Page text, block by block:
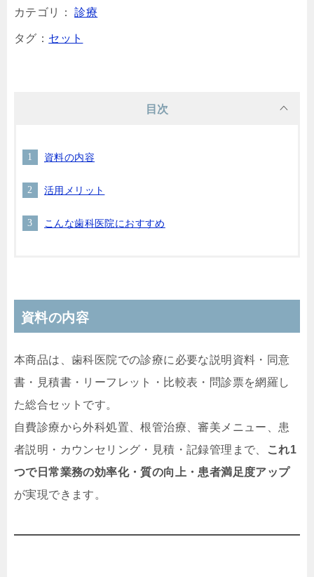
カテゴリ：診療
タグ： セット
目次
資料の内容
活用メリット
こんな歯科医院におすすめ
資料の内容
本商品は、歯科医院での診療に必要な説明資料・同意
書・見積書・リーフレット・比較表・問診票を網羅し
た総合セットです。
自費診療から外科処置、根管治療、審美メニュー、患
者説明・カウンセリング・見積・記録管理まで、
これ1
つで日常業務の効率化・質の向上・患者満足度アップ
が実現できます。